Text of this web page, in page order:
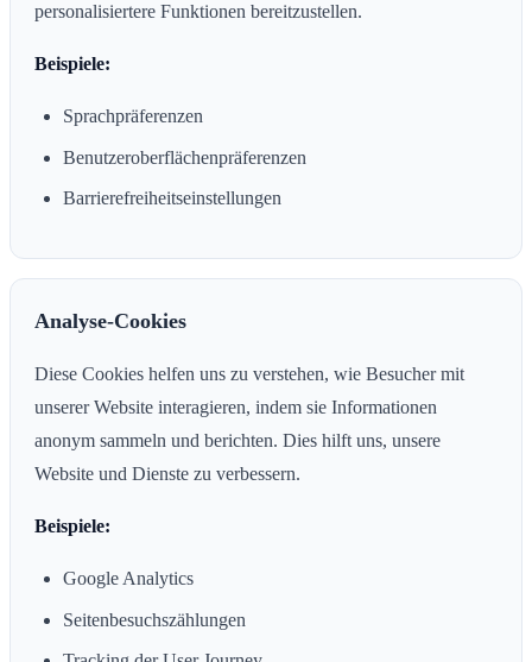
personalisiertere Funktionen bereitzustellen.
Beispiele:
Sprachpräferenzen
Benutzeroberflächenpräferenzen
Barrierefreiheitseinstellungen
Analyse-Cookies
Diese Cookies helfen uns zu verstehen, wie Besucher mit
unserer Website interagieren, indem sie Informationen
anonym sammeln und berichten. Dies hilft uns, unsere
Website und Dienste zu verbessern.
Beispiele:
Google Analytics
Seitenbesuchszählungen